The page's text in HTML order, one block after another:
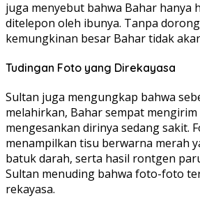
juga menyebut bahwa Bahar hanya
ditelepon oleh ibunya. Tanpa
kemungkinan besar Bahar tidak
Tudingan Foto yang Direkayasa
Sultan juga mengungkap bahwa
melahirkan, Bahar sempat
mengesankan dirinya sedang sakit.
menampilkan tisu berwarna merah
batuk darah, serta hasil rontgen
Sultan menuding bahwa foto-foto
rekayasa.